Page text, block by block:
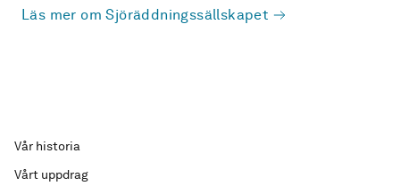
Läs mer om Sjöräddningssällskapet
Vår historia
Vårt uppdrag